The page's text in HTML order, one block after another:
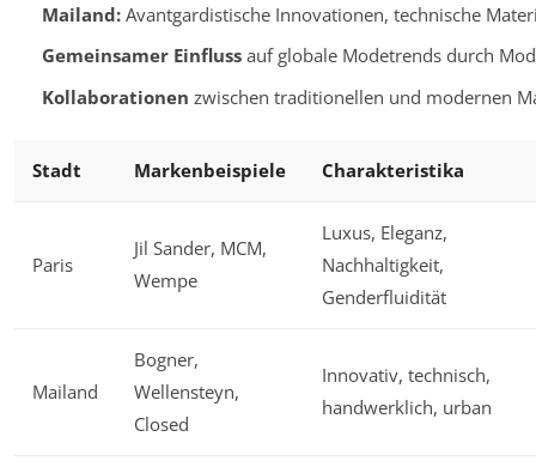
Mailand:Avantgardistische Innovationen, technische
Gemeinsamer Einflussauf globale Modetrends durch
Kollaborationen zwischen traditionellen und modernen
Stadt Markenbeispiele Charakteristika
Paris
Jil Sander, MCM,
Wempe
Luxus, Eleganz,
Nachhaltigkeit,
Genderfluidität
Mailand
Bogner,
Wellensteyn,
Closed
Innovativ, technisch,
handwerklich, urban